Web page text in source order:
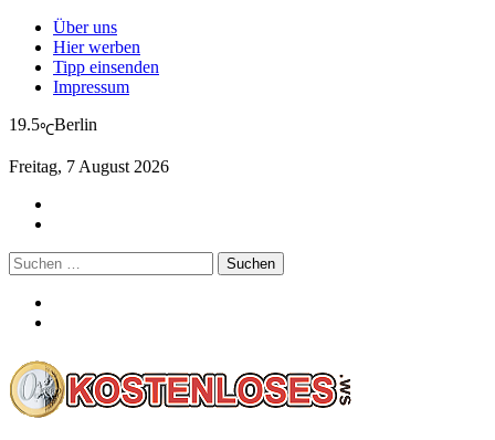
Über uns
Hier werben
Tipp einsenden
Impressum
19.5℃Berlin
Freitag, 7 August 2026
Suchen
nach: